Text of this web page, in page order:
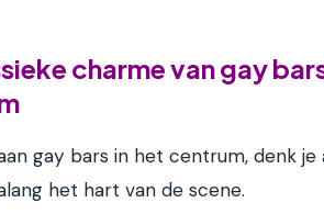
charme van gay
gay bars in het centrum, denk je
het hart van de scene.